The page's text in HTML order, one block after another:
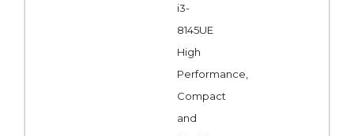
i3-
8145UE
High
Performance,
Compact
and